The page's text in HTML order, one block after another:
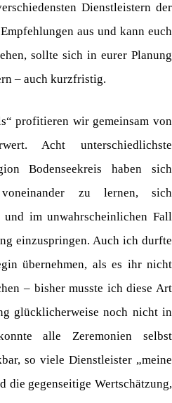
Dienstleistern der
aus und kann euch
sollte sich in eurer Planung
– auch kurzfristig.
profitieren wir gemeinsam von
Acht unterschiedlichste
Bodenseekreis haben sich
voneinander zu lernen, sich
und im unwahrscheinlichen Fall
einzuspringen. Auch ich durfte
übernehmen, als es ihr nicht
– bisher musste ich diese Art
glücklicherweise noch nicht in
alle Zeremonien selbst
so viele Dienstleister „meine
die gegenseitige Wertschätzung,